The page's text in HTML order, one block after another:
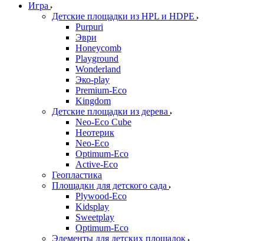
Игра
Детские площадки из HPL и HDPE
Purpuri
Эври
Honeycomb
Playground
Wonderland
Эко-play
Premium-Eco
Kingdom
Детские площадки из дерева
Neo-Eco Cube
Неотерик
Neo-Eco
Оptimum-Еco
Active-Eco
Геопластика
Площадки для детского сада
Plywood-Eco
Kidsplay
Sweetplay
Оptimum-Еco
Элементы для детских площадок